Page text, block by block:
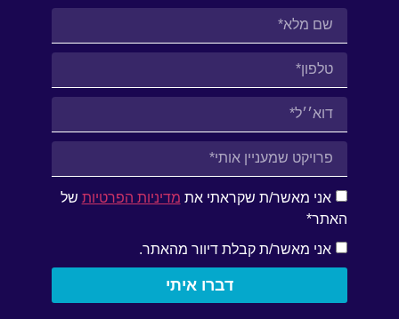
אני מאשר/ת שקראתי את מדיניות הפרטיות של
האתר*
אני מאשר/ת קבלת דיוור מהאתר.
דברו איתי